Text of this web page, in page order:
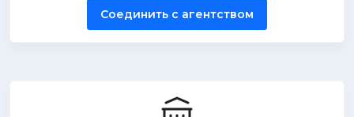
Соединить с агентством